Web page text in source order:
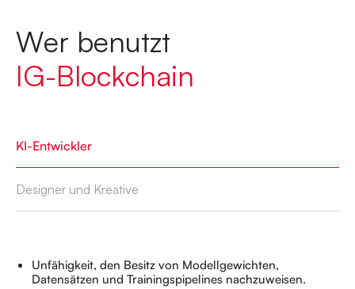
Wer benutzt
IG-Blockchain
KI-Entwickler
Designer und Kreative
Unfähigkeit, den Besitz von Modellgewichten,
Datensätzen und Trainingspipelines nachzuweisen.